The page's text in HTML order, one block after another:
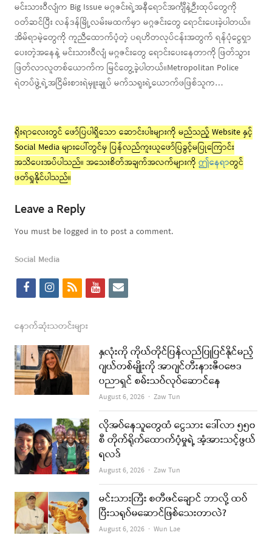
မင်းသားဝီလျံက Big Issue မဂ္ဂဇင်းရဲ့အနီရောင်အင်္ကျီနဲ့ဉီးထုပ်တွေကို
ဝတ်ဆင်ပြီး လန်ဒန်မြို့လမ်းမထက်မှာ မဂ္ဂဇင်းတွေ ရောင်းပေးခဲ့ပါတယ်။
အိမ်ရာမဲ့တွေကို ကူညီထောက်ပံ့တဲ့ ပရဟိတလုပ်ငန်းအတွက် ရန်ပုံငွေရှာ
ပေးတဲ့အနေနဲ့ မင်းသားဝီလျံ မဂ္ဂဇင်းတွေ ရောင်းပေးနေတာကို ဖြတ်သွား
ဖြတ်လာလူတစ်ယောက်က မြင်တွေ့ခဲ့ပါတယ်။Metropolitan Police
ရဲတပ်ဖွဲ့ရဲ့အငြိမ်းစားရဲမှူးချုပ် မက်သရူးရဲ့ယောက်ဖဖြစ်သူက…
ရိုးရာလေးတွင် ဖော်ပြပါရှိသော ဆောင်းပါးများကို မည်သည့် Website နှင့်
Social Media များပေါ်တွင်မှ ပြန်လည်ကူးယူဖော်ပြခွင့်မပြုကြောင်း
အသိပေးအပ်ပါသည်။ အသေးစိတ်အချက်အလက်များကို ဤနေရာတွင်
ဖတ်ရှုနိုင်ပါသည်။
Leave a Reply
You must be logged in to post a comment.
Social Media
f
c
e
b
o
k
i
s
t
a
g
a
m
r
s
y
t
u
b
e
e
i
l
နောက်ဆုံးသတင်းများ
နှလုံးကို ကိုယ်တိုင်ပြန်လည်ပြုပြင်နိုင်မည့်
ဂျယ်တစ်မျိုးကို အာဂျင်တီးနားဇီဝဗေဒ
ပညာရှင် စမ်းသပ်လုပ်ဆောင်နေ
August 6, 2026 Author
Zaw Tun
လိုအပ်နေသူတွေထံ ငွေသား ဒေါ်လာ ၅၅၀
စီ တိုက်ရိုက်ထောက်ပံ့မှုရဲ့ အံ့အားသင့်ဖွယ်
ရလဒ်
August 6, 2026 Author
Zaw Tun
မင်းသားကြီး စတီဖင်ချောင် ဘာလို့ ထပ်
ပြီးသရုပ်မဆောင်ဖြစ်သေးတာလဲ?
August 6, 2026 Author
Wun Lae